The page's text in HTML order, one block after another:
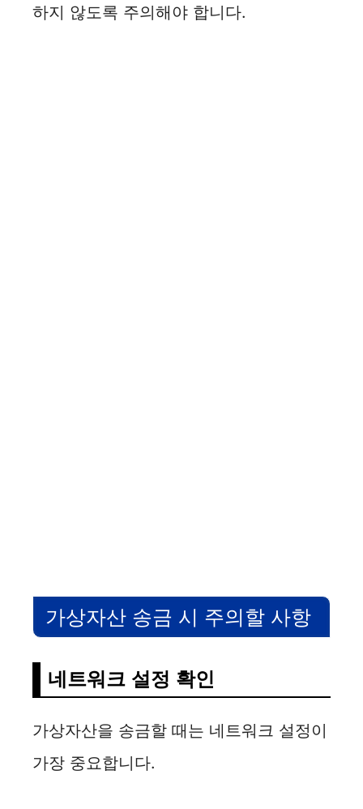
하지 않도록 주의해야 합니다.
가상자산 송금 시 주의할 사항
네트워크 설정 확인
가상자산을 송금할 때는 네트워크 설정이
가장 중요합니다.